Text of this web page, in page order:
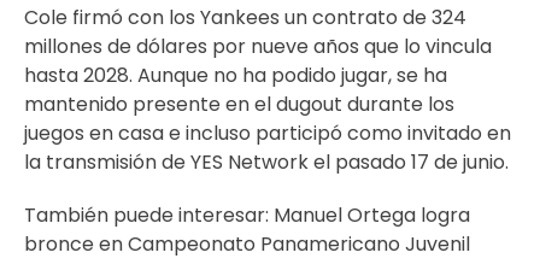
Cole firmó con los Yankees un contrato de 324
millones de dólares por nueve años que lo vincula
hasta 2028. Aunque no ha podido jugar, se ha
mantenido presente en el dugout durante los
juegos en casa e incluso participó como invitado en
la transmisión de YES Network el pasado 17 de junio.
También puede interesar: Manuel Ortega logra
bronce en Campeonato Panamericano Juvenil